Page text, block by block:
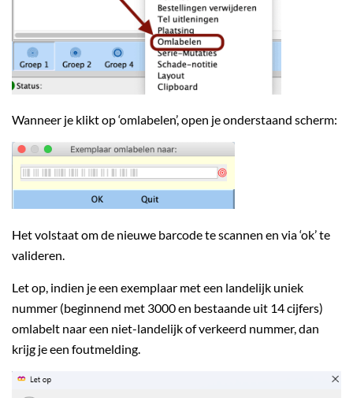
Wanneer je klikt op ‘omlabelen’, open je onderstaand scherm:
Het volstaat om de nieuwe barcode te scannen en via ‘ok’ te
valideren.
Let op, indien je een exemplaar met een landelijk uniek
nummer (beginnend met 3000 en bestaande uit 14 cijfers)
omlabelt naar een niet-landelijk of verkeerd nummer, dan
krijg je een foutmelding.